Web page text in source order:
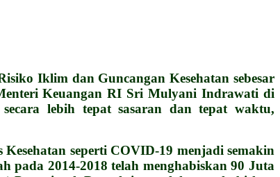
Iklim dan Guncangan Kesehatan sebesar
Keuangan RI Sri Mulyani Indrawati di
lebih tepat sasaran dan tepat waktu,
seperti COVID-19 menjadi semakin
pada 2014-2018 telah menghabiskan 90 Juta